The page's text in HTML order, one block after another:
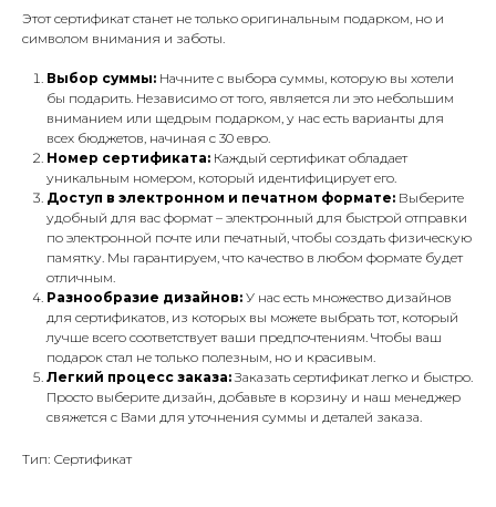
Этот сертификат станет не только оригинальным подарком, но и
символом внимания и заботы.
Выбор суммы: Начните с выбора суммы, которую вы хотели
бы подарить. Независимо от того, является ли это небольшим
вниманием или щедрым подарком, у нас есть варианты для
всех бюджетов, начиная с 30 евро.
Номер сертификата: Каждый сертификат обладает
уникальным номером, который идентифицирует его.
Доступ в электронном и печатном формате: Выберите
удобный для вас формат – электронный для быстрой отправки
по электронной почте или печатный, чтобы создать физическую
памятку. Мы гарантируем, что качество в любом формате будет
отличным.
Разнообразие дизайнов: У нас есть множество дизайнов
для сертификатов, из которых вы можете выбрать тот, который
лучше всего соответствует ваши предпочтениям. Чтобы ваш
подарок стал не только полезным, но и красивым.
Легкий процесс заказа:Заказать сертификат легко и быстро.
Просто выберите дизайн, добавьте в корзину и наш менеджер
свяжется с Вами для уточнения суммы и деталей заказа.
Тип: Сертификат